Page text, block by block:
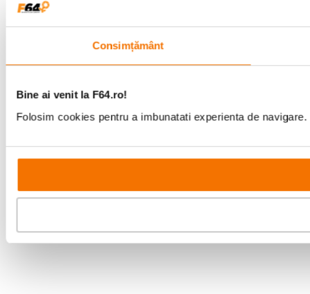
Consimțământ
Bine ai venit la F64.ro!
Folosim cookies pentru a imbunatati experienta de